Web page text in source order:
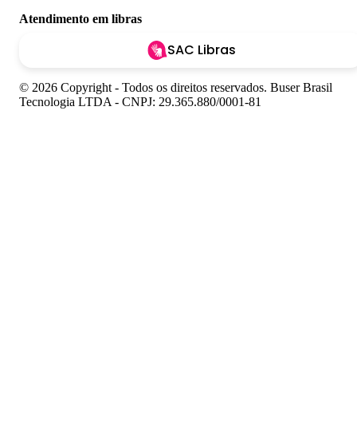
Atendimento em libras
SAC Libras
© 2026 Copyright - Todos os direitos reservados. Buser Brasil
Tecnologia LTDA - CNPJ: 29.365.880/0001-81